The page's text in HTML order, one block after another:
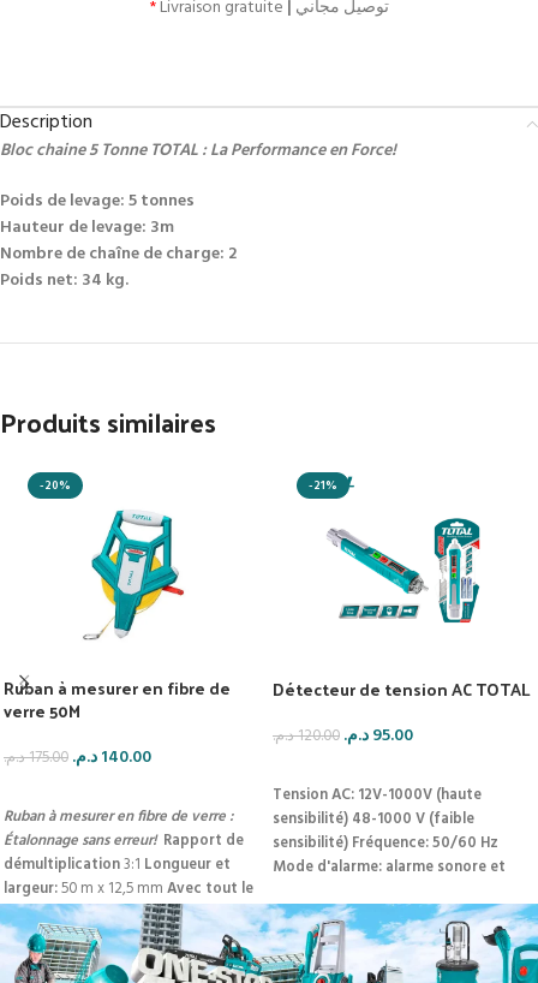
*Livraison gratuite | توصيل مجاني
Description
Bloc chaine 5 Tonne TOTAL : La Performance en Force!
Poids de levage: 5 tonnes
Hauteur de levage: 3m
Nombre de chaîne de charge: 2
Poids net: 34 kg.
Produits similaires
-20%
Ruban à mesurer en fibre de
verre 50M
175.00د.م. 140.00د.م.
Ruban à mesurer en fibre de verre :
Étalonnage sans erreur! Rapport de
démultiplication3:1 Longueur et
largeur:50 m x 12,5 mm Avec tout le
revêtement en caoutchouc Poignée
intégrée.
-21%
Détecteur de tension AC TOTAL
120.00د.م. 95.00د.م.
Tension AC: 12V-1000V (haute
sensibilité) 48-1000 V (faible
sensibilité) Fréquence: 50/60 Hz
Mode d'alarme: alarme sonore et
blanche Indication de batterie faible
Arrêt automatique